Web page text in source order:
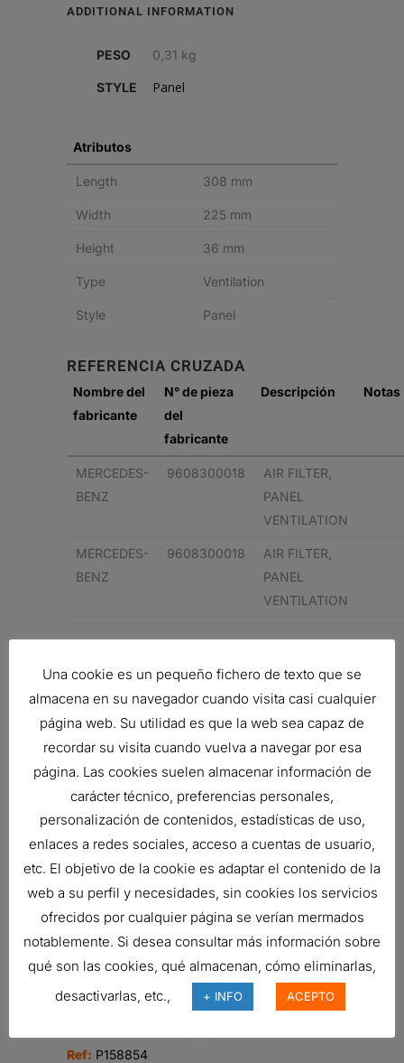
ADDITIONAL INFORMATION
PESO 0,31 kg
STYLE Panel
Atributos
Length 308 mm
Width 225 mm
Height 36 mm
Type Ventilation
Style Panel
REFERENCIA CRUZADA
Nombre del
fabricante
N° de pieza
del
fabricante
Descripción Notas
MERCEDES-
BENZ
9608300018
AIR FILTER,
PANEL
VENTILATION
MERCEDES-
BENZ
9608300018
AIR FILTER,
PANEL
VENTILATION
CODO, GOMA DE 90 GRADOS
AIR FILTER, PANEL VENTILATION
13,74€
Ref: P955823
FILTRO DE AIRE, PANEL DE
VENTILACIÓN
Ref: P158854
Una cookie es un pequeño fichero de texto que se
almacena en su navegador cuando visita casi cualquier
página web. Su utilidad es que la web sea capaz de
recordar su visita cuando vuelva a navegar por esa
página. Las cookies suelen almacenar información de
carácter técnico, preferencias personales,
personalización de contenidos, estadísticas de uso,
enlaces a redes sociales, acceso a cuentas de usuario,
etc. El objetivo de la cookie es adaptar el contenido de la
web a su perfil y necesidades, sin cookies los servicios
ofrecidos por cualquier página se verían mermados
notablemente. Si desea consultar más información sobre
qué son las cookies, qué almacenan, cómo eliminarlas,
desactivarlas, etc.,
+ INFO ACEPTO